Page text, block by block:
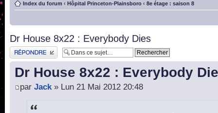
Index du forum ‹ Hôpital Princeton-Plainsboro ‹ 8e étage : saison 8
Dr House 8x22 : Everybody Dies
Publier une réponse
Dr House 8x22 : Everybody
par Jack» Lun 21 Mai 2012 20:48